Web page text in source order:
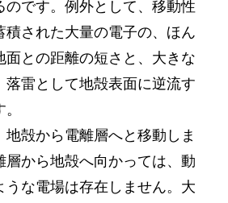
のです。例外として、移動性
積された大量の電子の、ほん
面との距離の短さと、大きな
落雷として地殻表面に逆流す
殻から電離層へと移動しま
層から地殻へ向かっては、動
うな電場は存在しません。大